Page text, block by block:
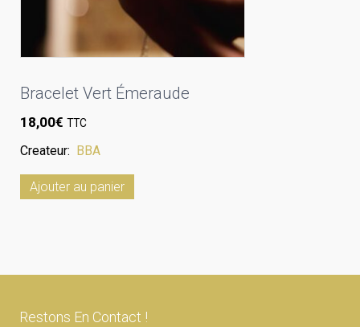
Bracelet Vert Émeraude
18,00€ TTC
Createur: BBA
Ajouter au panier
Restons En Contact !